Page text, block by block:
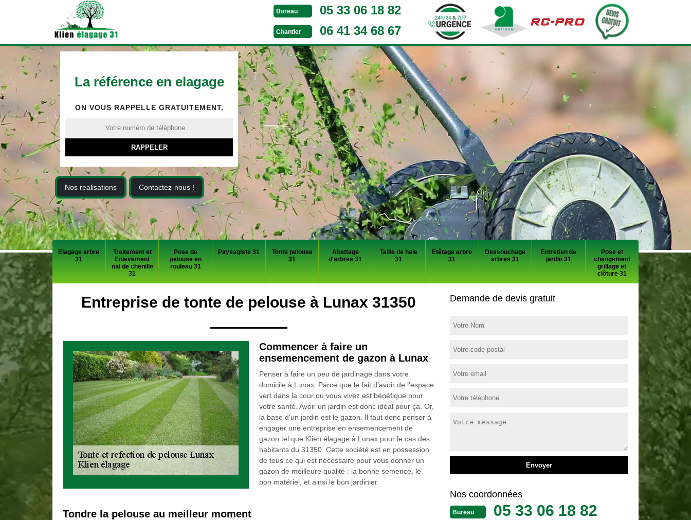
Bureau 05 33 06 18 82
Chantier 06 41 34 68 67
La référence en elagage
ON VOUS RAPPELLE GRATUITEMENT.
Nos realisations Contactez-nous !
Elagage arbre
31
Traitement et
Enlevement
nid de chenille
31
Pose de
pelouse en
rouleau 31
Paysagiste 31
Tonte pelouse
31
Abattage
d'arbres 31
Taille de haie
31
Etêtage arbre
31
Dessouchage
arbres 31
Entretien de
jardin 31
Pose et
changement
grillage et
clôture 31
Entreprise de tonte de pelouse à Lunax 31350
Commencer à faire un
ensemencement de gazon à Lunax
Penser à faire un peu de jardinage dans votre
domicile à Lunax. Parce que le fait d’avoir de l’espace
vert dans la cour ou vous vivez est bénéfique pour
votre santé. Avoir un jardin est donc idéal pour ça. Or,
la base d’un jardin est le gazon. Il faut donc penser à
engager une entreprise en ensemencement de
gazon tel que Klien élagage à Lunax pour le cas des
habitants du 31350. Cette société est en possession
de tous ce qui est nécessaire pour vous donner un
gazon de meilleure qualité : la bonne semence, le
bon matériel, et ainsi le bon jardinier.
Tondre la pelouse au meilleur moment
Demande de devis gratuit
Nos coordonnées
Bureau 05 33 06 18 82